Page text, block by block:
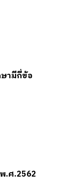
ามีกี่ข้อ
.ศ.2562